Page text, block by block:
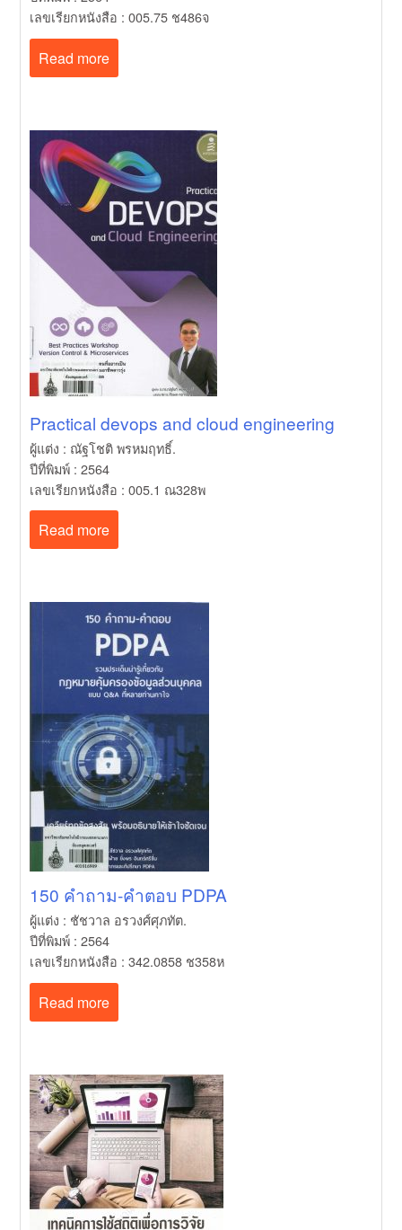
เลขเรียกหนังสือ : 005.75 ช486จ
Read more
Practical devops and cloud engineering
ผู้แต่ง : ณัฐโชติ พรหมฤทธิ์.
ปีที่พิมพ์ : 2564
เลขเรียกหนังสือ : 005.1 ณ328พ
Read more
150 คำถาม-คำตอบ PDPA
ผู้แต่ง : ชัชวาล อรวงศ์ศุภทัต.
ปีที่พิมพ์ : 2564
เลขเรียกหนังสือ : 342.0858 ช358ห
Read more